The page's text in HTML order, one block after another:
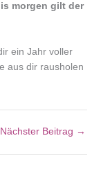
morgen gilt der
ein Jahr voller
aus dir rausholen
Nächster Beitrag →